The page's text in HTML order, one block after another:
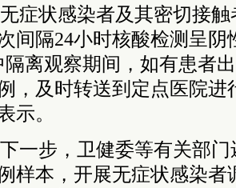
症状感染者及其密切接
间隔24小时核酸检测呈阴
隔离观察期间，如有患者
，及时转送到定点医院进
示。
一步，卫健委等有关部
样本，开展无症状感染者